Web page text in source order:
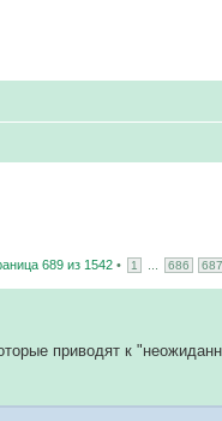
689 из 1542 • 1 686 687
приводят к